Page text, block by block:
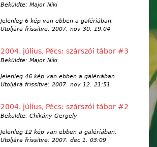
Beküldte: Major Niki
Jelenleg 6 kép van ebben a galériában.
Utoljára frissítve: 2007. nov 30. 19:04
2004. július, Pécs: szárszói tábor #3
Beküldte: Major Niki
Jelenleg 46 kép van ebben a galériában.
Utoljára frissítve: 2007. nov 12. 21:51
2004. július, Pécs: szárszói tábor #2
Beküldte: Chikány Gergely
Jelenleg 12 kép van ebben a galériában.
Utoljára frissítve: 2007. dec 1. 03:09